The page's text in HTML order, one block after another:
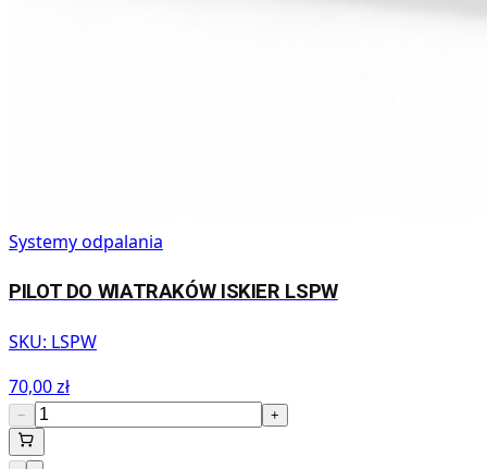
Systemy odpalania
PILOT DO WIATRAKÓW ISKIER LSPW
SKU: LSPW
70,00 zł
− +